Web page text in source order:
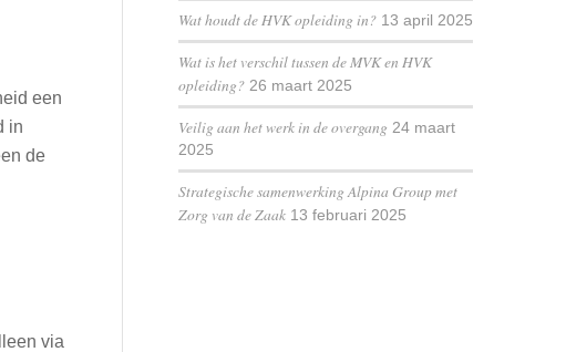
een
in
de
via
Wat houdt de HVK opleiding in? 13 april 2025
Wat is het verschil tussen de MVK en HVK
opleiding? 26 maart 2025
Veilig aan het werk in de overgang 24 maart
2025
Strategische samenwerking Alpina Group met
Zorg van de Zaak 13 februari 2025